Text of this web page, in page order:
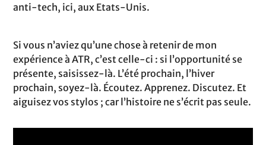
anti-tech, ici, aux Etats-Unis.
Si vous n’aviez qu’une chose à retenir de mon
expérience à ATR, c’est celle-ci : si l’opportunité se
présente, saisissez-là. L’été prochain, l’hiver
prochain, soyez-là. Écoutez. Apprenez. Discutez. Et
aiguisez vos stylos ; car l’histoire ne s’écrit pas seule.